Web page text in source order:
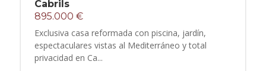
Cabrils
895.000 €
Exclusiva casa reformada con piscina, jardín,
espectaculares vistas al Mediterráneo y total
privacidad en Ca...